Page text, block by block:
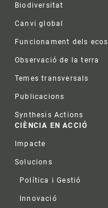
Biodiversitat
Canvi global
Funcionament dels
Observació de la terra
Temes transversals
Publicacions
Synthesis Actions
CIÈNCIA EN ACCIÓ
Impacte
Solucions
Política i Gestió
Innovació